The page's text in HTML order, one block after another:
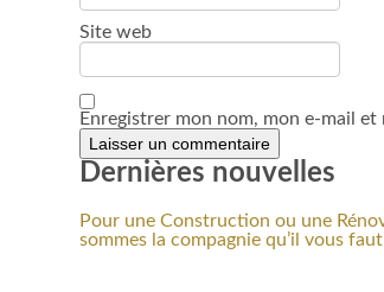
Site web
Enregistrer mon nom, mon e-mail
Dernières nouvelles
Pour une Construction ou une
sommes la compagnie qu’il vous faut